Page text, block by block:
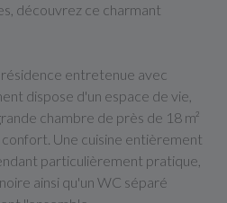
découvrez ce charmant
entretenue avec
dispose d'un espace de vie,
chambre de près de 18 m²
Une cuisine entièrement
particulièrement pratique,
ainsi qu'un WC séparé